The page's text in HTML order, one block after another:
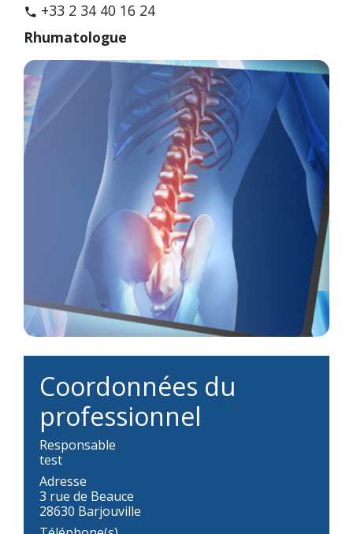
phone +33 2 34 40 16 24
Rhumatologue
Coordonnées du
professionnel
Responsable
test
Adresse
3 rue de Beauce
28630 Barjouville